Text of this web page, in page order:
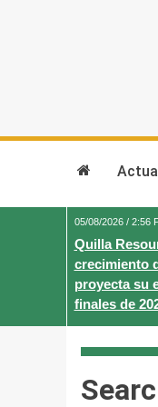
05/08/2026 / 2:56
Quilla
crecimiento
proyecta su
finales de